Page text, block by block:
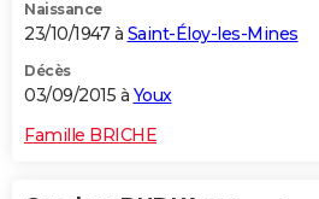
Naissance
23/10/1947 à Saint-Éloy-les-Mines
Décès
03/09/2015 à Youx
Famille BRICHE